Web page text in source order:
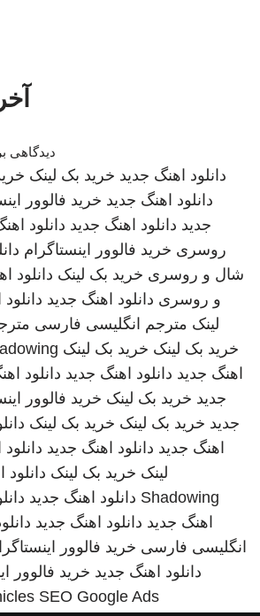
دیدگاهی
دانلود اهنگ جدید خرید بک لینک
دانلود اهنگ جدید خرید فالوور
جدید دانلود اهنگ جدید دانلود
روسری خرید فالوور اینستاگرام
شال و روسری خرید بک لینک دانلود
و روسری دانلود اهنگ جدید
لینک مترجم انگلیسی فارسی
خرید بک لینک خرید بک لینک
اهنگ جدید دانلود اهنگ جدید دانلود
جدید خرید بک لینک خرید فالوور
جدید خرید بک لینک خرید بک لینک
اهنگ جدید دانلود اهنگ جدید
لینک خرید بک لینک
Shadowing دانلود اهنگ جدید
اهنگ جدید دانلود اهنگ جدید
انگلیسی فارسی خرید فالوور
دانلود اهنگ جدید خرید فالوور
SEO Google Ads